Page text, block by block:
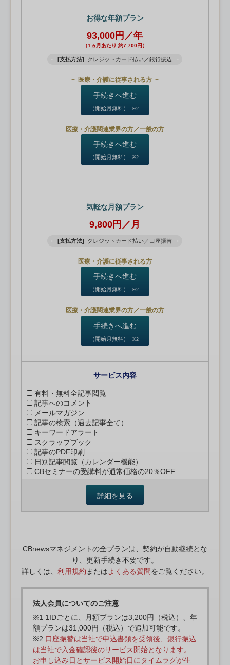
お得な年額プラン
93,000円／年
（1ヵ月あたり 約7,700円）
[支払方法] クレジットカード払い／銀行振込
医療・介護に従事される方
手続きへ進む
（開始月無料） ※2
医療・介護関連業界の方／一般の方
手続きへ進む
（開始月無料） ※2
気軽な月額プラン
9,800円／月
[支払方法] クレジットカード払い／口座振替
医療・介護に従事される方
手続きへ進む
（開始月無料） ※2
医療・介護関連業界の方／一般の方
手続きへ進む
（開始月無料） ※2
サービス内容
有料・無料全記事閲覧
記事へのコメント
メールマガジン
記事の検索（過去記事全て）
キーワードアラート
スクラップブック
記事のPDF印刷
日別記事閲覧（カレンダー機能）
CBセミナーの受講料が通常価格の20％OFF
詳細を見る
CBnewsマネジメントの全プランは、契約が自動継続とな
り、更新手続き不要です。
詳しくは、 利用規約 またはよくある質問をご覧ください。
法人会員についてのご注意
※1 1IDごとに、月額プランは3,200円（税込）、年
額プランは31,000円（税込）で追加可能です。
※2 口座振替は当社で申込書類を受領後、銀行振込
は当社で入金確認後のサービス開始となります。
お申し込み日とサービス開始日にタイムラグが生